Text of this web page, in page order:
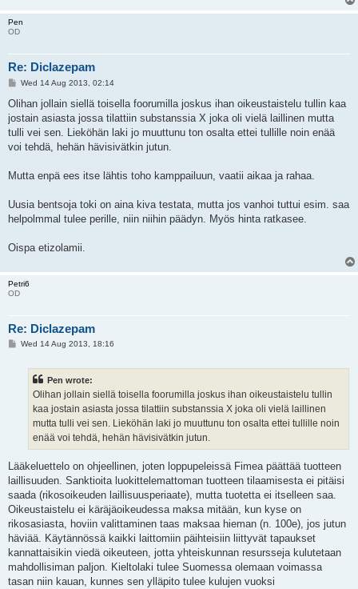
Pen
OD
Re: Diclazepam
P
s
Wed 14 Aug 2013, 02:14
Olihan jollain siellä toisella foorumilla joskus ihan oikeustaistelu tullin kaa
jostain asiasta jossa tilattiin substanssia X joka oli vielä laillinen mutta
tulli vei sen. Lieköhän laki jo muuttunu ton osalta ettei tullille noin enää
voi tehdä, hehän hävisivätkin jutun.
Mutta enpä ees itse lähtis toho kamppailuun, vaatii aikaa ja rahaa.
Uusia bentsoja toki on aina kiva testata, mutta jos vanhoi tuttui esim. saa
helpolmmal tulee perille, niin niihin päädyn. Myös hinta ratkasee.
Oispa etizolamii.
Petri6
OD
Re: Diclazepam
PWed 14 Aug 2013, 18:16
Pen wrote:
Olihan jollain siellä toisella foorumilla joskus ihan oikeustaistelu tullin
kaa jostain asiasta jossa tilattiin substanssia X joka oli vielä laillinen
mutta tulli vei sen. Lieköhän laki jo muuttunu ton osalta ettei tullille noin
enää voi tehdä, hehän hävisivätkin jutun.
Lääkeluettelo on ohjeellinen, joten loppupeleissä Fimea päättää tuotteen
laillisuuden. Sanktioita luokittelemattoman tuotteen tilaamisesta ei pitäisi
saada (rikosoikeuden laillisuusperiaate), mutta tuotetta ei itselleen saa.
Oikeustaistelu ei käräjäoikeudessa maksa mitään, kun kyse on
rikosasiasta, hoviin valittaminen taas maksaa hieman (n. 100e), jos jutun
häviää. Käytännössä kaikki laittomiin päihteisiin liittyvät tapaukset
kannattaisikin viedä oikeuteen, jotta yhteiskunnan resursseja kulutetaan
mahdollisiman paljon. Kieltolaki tulee Suomessa olemaan voimassa
tasan niin kauan, kunnes sen ylläpito tulee kulujen vuoksi